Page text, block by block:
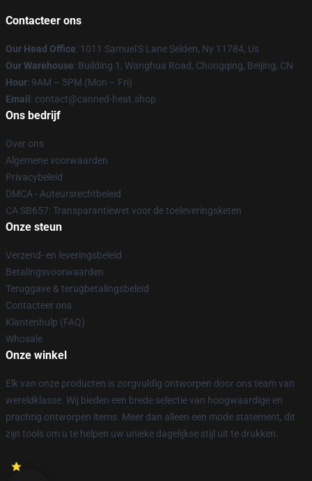
Contacteer ons
Our Head Office: 1011 Samuel'S Lane Selden, Ny 11784, Us
Our Warehouse: Building 1, Wanghua Road, Chongqing, Beijing, CN
Hour: 9AM – 5PM (Mon – Fri)
Email : contact@canned-heat.shop
Ons bedrijf
Over ons
Algemene voorwaarden
Privacybeleid
DMCA - Auteursrechtbeleid
CA SB657: Transparantiewet voor de toeleveringsketen
Onze steun
Verzend- en leveringsbeleid
Betalingsvoorwaarden
Teruggave & terugbetalingsbeleid
Contacteer ons
Klantenhulp (FAQ)
Whosale
Onze winkel
Elk van onze producten is zorgvuldig ontworpen door ons team van
wereldklasse. Wij bieden een brede selectie van hoogwaardige en
prachtig ontworpen items. Meer dan alleen een mode statement, dit
zijn tools om u te helpen uw unieke dagelijkse stijl uit te drukken.